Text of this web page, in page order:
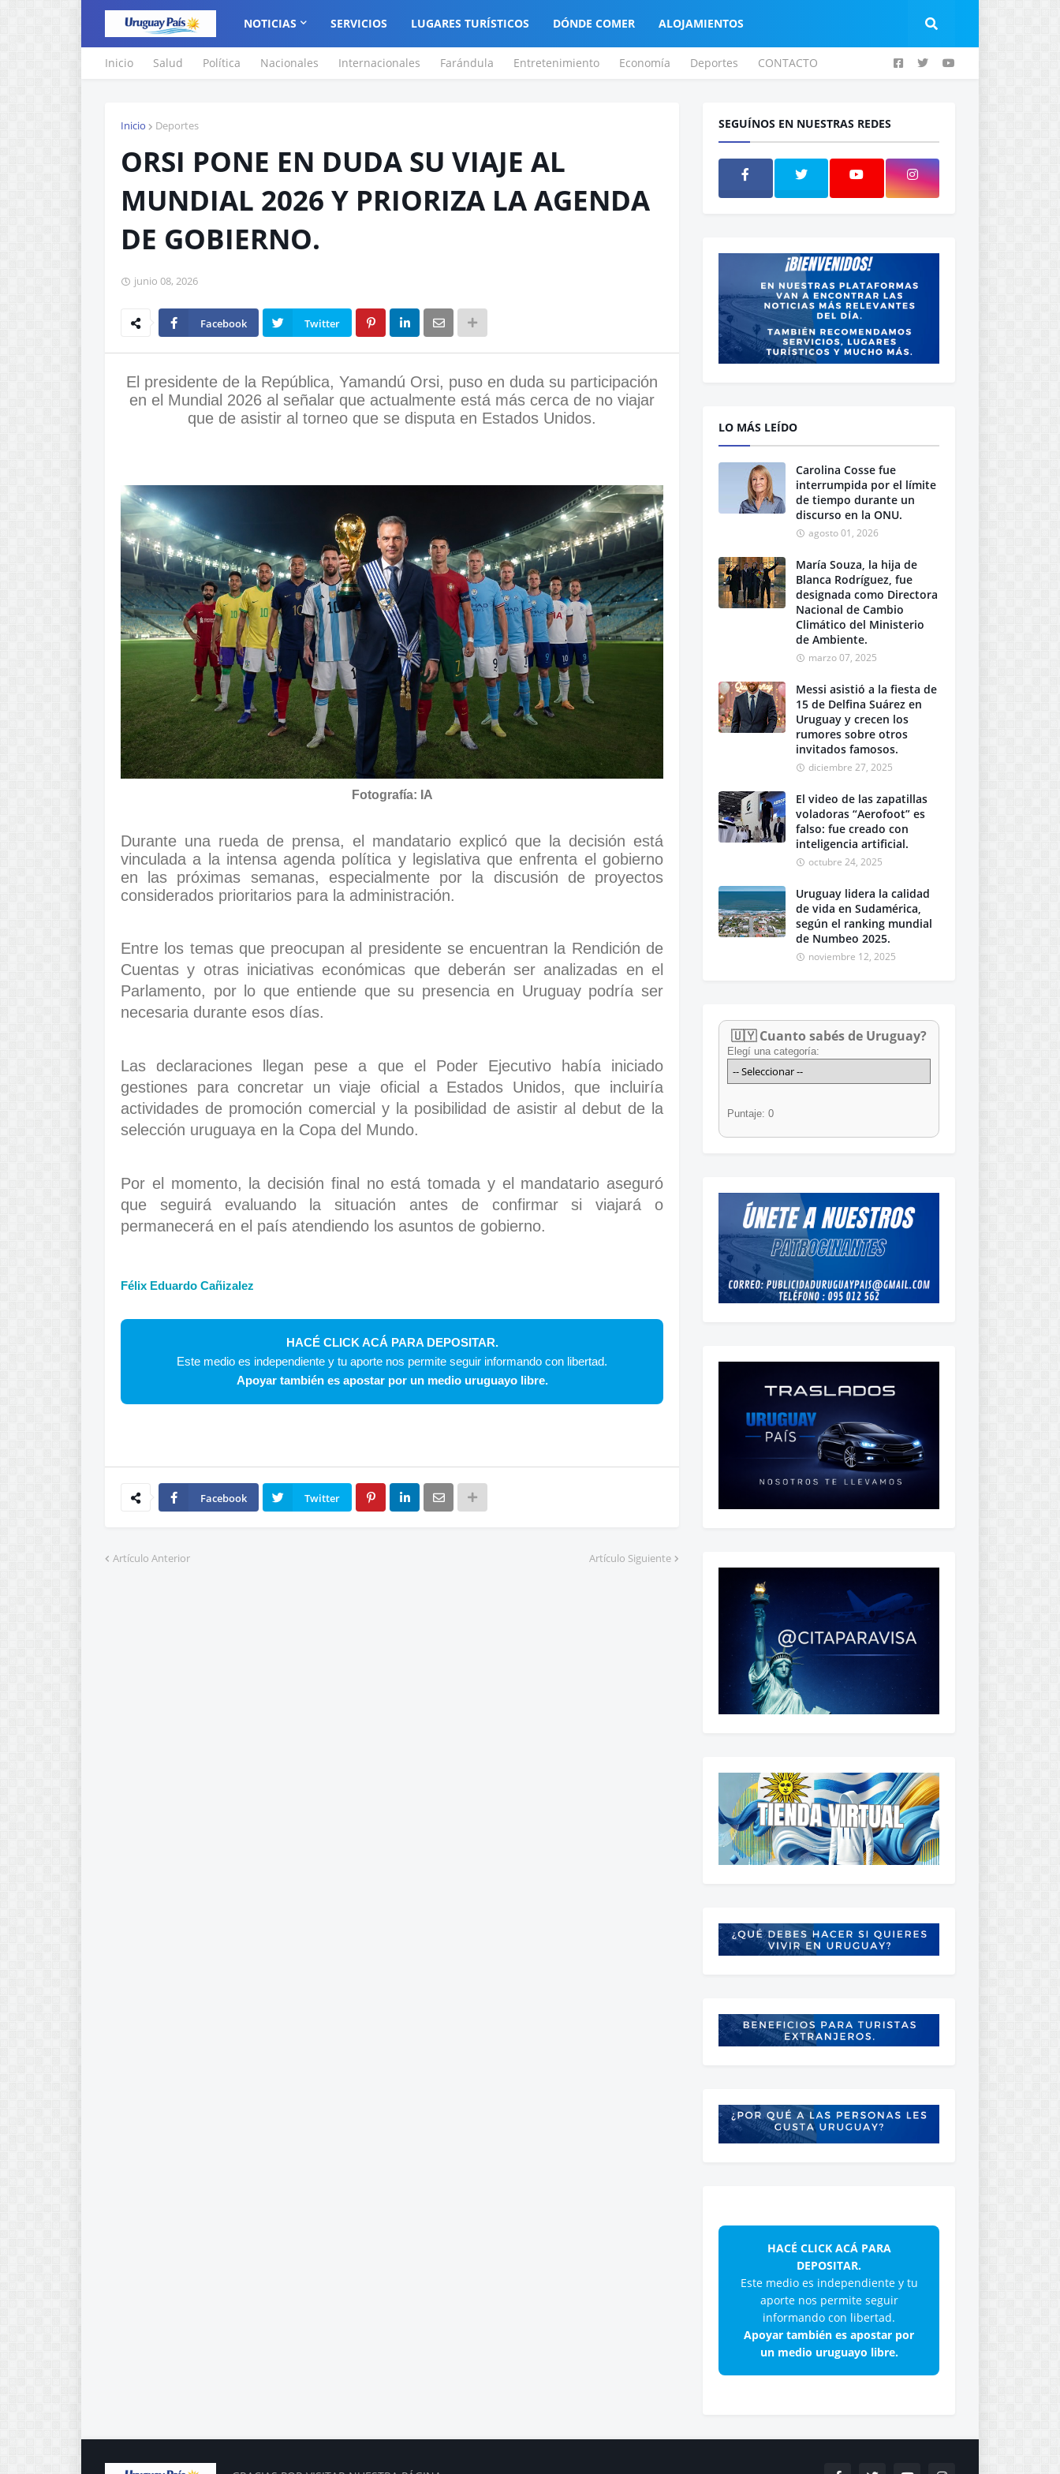
NOTICIAS SERVICIOS LUGARES TURÍSTICOS DÓNDE COMER ALOJAMIENTOS
Inicio Salud Política Nacionales Internacionales Farándula Entretenimiento Economía Deportes CONTACTO
Inicio Deportes
ORSI PONE EN DUDA SU VIAJE AL
MUNDIAL 2026 Y PRIORIZA LA AGENDA
DE GOBIERNO.
junio 08, 2026
Facebook Twitter
El presidente de la República, Yamandú Orsi, puso en duda su participación
en el Mundial 2026 al señalar que actualmente está más cerca de no viajar
que de asistir al torneo que se disputa en Estados Unidos.
Fotografía: IA
Durante una rueda de prensa, el mandatario explicó que la decisión está
vinculada a la intensa agenda política y legislativa que enfrenta el gobierno
en las próximas semanas, especialmente por la discusión de proyectos
considerados prioritarios para la administración.
Entre los temas que preocupan al presidente se encuentran la Rendición de
Cuentas y otras iniciativas económicas que deberán ser analizadas en el
Parlamento, por lo que entiende que su presencia en Uruguay podría ser
necesaria durante esos días.
Las declaraciones llegan pese a que el Poder Ejecutivo había iniciado
gestiones para concretar un viaje oficial a Estados Unidos, que incluiría
actividades de promoción comercial y la posibilidad de asistir al debut de la
selección uruguaya en la Copa del Mundo.
Por el momento, la decisión final no está tomada y el mandatario aseguró
que seguirá evaluando la situación antes de confirmar si viajará o
permanecerá en el país atendiendo los asuntos de gobierno.
Félix Eduardo Cañizalez
HACÉ CLICK ACÁ PARA DEPOSITAR.
Este medio es independiente y tu aporte nos permite seguir informando con libertad.
Apoyar también es apostar por un medio uruguayo libre.
Facebook Twitter
Artículo Anterior Artículo Siguiente
SEGUÍNOS EN NUESTRAS REDES
LO MÁS LEÍDO
Carolina Cosse fue
interrumpida por el límite
de tiempo durante un
discurso en la ONU.
agosto 01, 2026
María Souza, la hija de
Blanca Rodríguez, fue
designada como Directora
Nacional de Cambio
Climático del Ministerio
de Ambiente.
marzo 07, 2025
Messi asistió a la fiesta de
15 de Delfina Suárez en
Uruguay y crecen los
rumores sobre otros
invitados famosos.
diciembre 27, 2025
El video de las zapatillas
voladoras “Aerofoot” es
falso: fue creado con
inteligencia artificial.
octubre 24, 2025
Uruguay lidera la calidad
de vida en Sudamérica,
según el ranking mundial
de Numbeo 2025.
noviembre 12, 2025
🇺🇾 Cuanto sabés de Uruguay?
Elegí una categoría:
Puntaje: 0
HACÉ CLICK ACÁ PARA
DEPOSITAR.
Este medio es independiente y tu
aporte nos permite seguir
informando con libertad.
Apoyar también es apostar por
un medio uruguayo libre.